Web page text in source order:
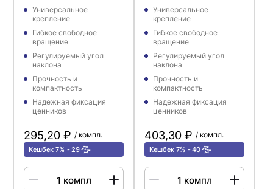
Универсальное
крепление
Гибкое свободное
вращение
Регулируемый угол
наклона
Прочность и
компактность
Надежная фиксация
ценников
295,20 ₽ / компл.
Кешбек 7% 29
Универсальное
крепление
Гибкое свободное
вращение
Регулируемый угол
наклона
Прочность и
компактность
Надежная фиксация
ценников
403,30 ₽ / компл.
Кешбек 7% 40